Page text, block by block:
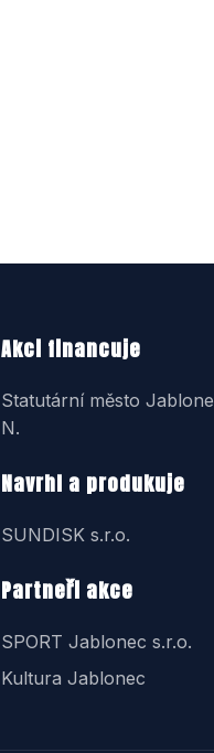
Akci financuje
Statutární město
N.
Navrhl a produkuje
SUNDISK s.r.o.
Partneři akce
SPORT Jablonec s.r.o.
Kultura Jablonec